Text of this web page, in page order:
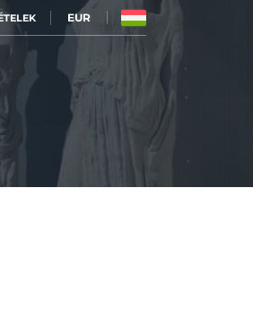
EUR